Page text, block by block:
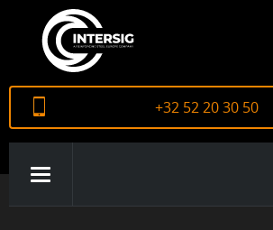
+32 52 20 30 50